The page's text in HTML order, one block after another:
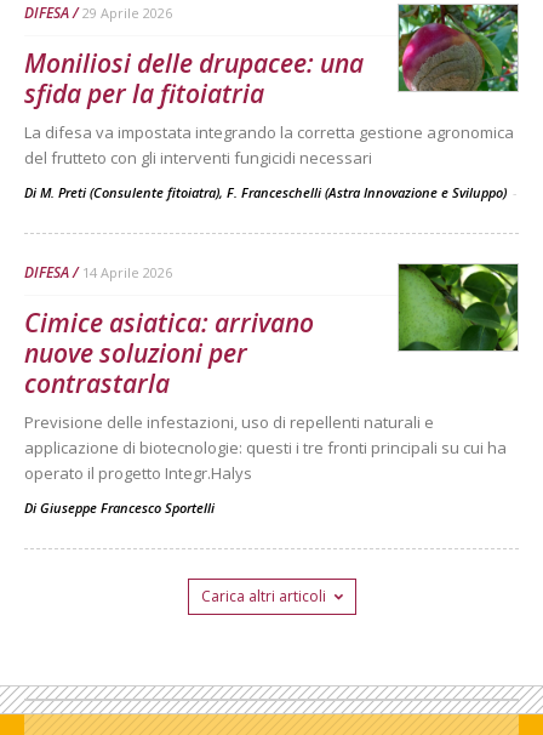
DIFESA 29 Aprile 2026
Moniliosi delle drupacee: una
sfida per la fitoiatria
La difesa va impostata integrando la corretta gestione agronomica
del frutteto con gli interventi fungicidi necessari
Di M. Preti (Consulente fitoiatra), F. Franceschelli (Astra Innovazione e Sviluppo) -
DIFESA 14 Aprile 2026
Cimice asiatica: arrivano
nuove soluzioni per
contrastarla
Previsione delle infestazioni, uso di repellenti naturali e
applicazione di biotecnologie: questi i tre fronti principali su cui ha
operato il progetto Integr.Halys
Di Giuseppe Francesco Sportelli
Carica altri articoli